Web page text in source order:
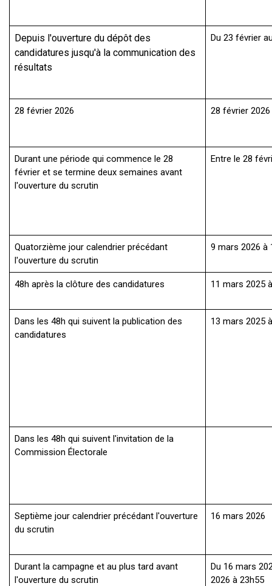
Depuis l'ouverture du dépôt des
candidatures jusqu'à la communication des
résultats
Du 23 février
28 février 2026 28 février 2026
Durant une période qui commence le 28
février et se termine deux semaines avant
l'ouverture du scrutin
Entre le 28
Quatorzième jour calendrier précédant
l'ouverture du scrutin
9 mars 2026 à
48h après la clôture des candidatures 11 mars 2025
Dans les 48h qui suivent la publication des
candidatures
13 mars 2025
Dans les 48h qui suivent l'invitation de la
Commission Électorale
Septième jour calendrier précédant l'ouverture
du scrutin
16 mars 2026
Durant la campagne et au plus tard avant
l'ouverture du scrutin
Du 16 mars
2026 à 23h55